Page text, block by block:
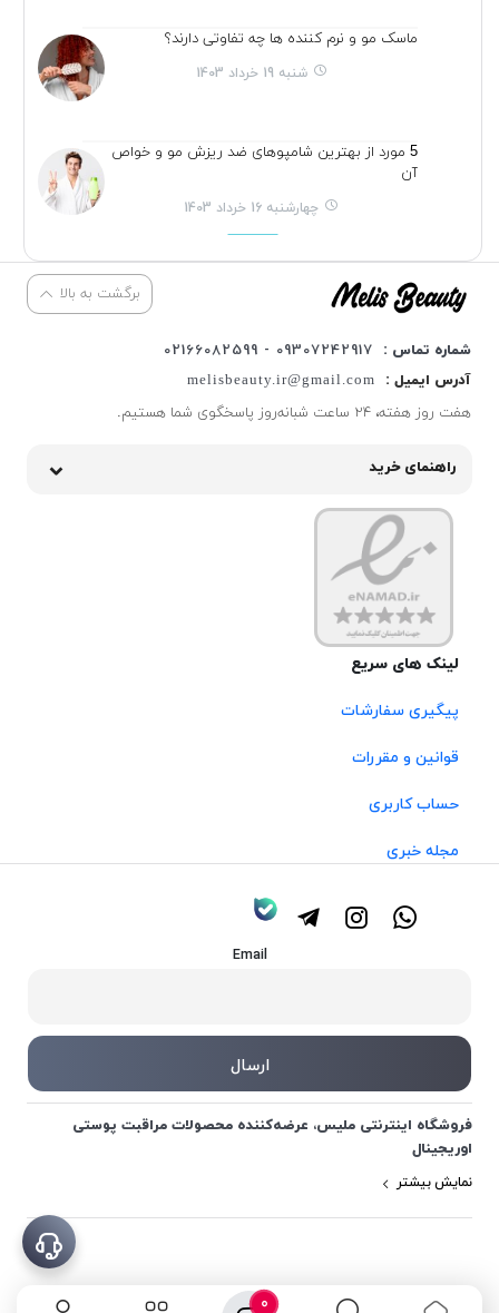
ماسک مو و نرم کننده ها چه تفاوتی دارند؟
شنبه 19 خرداد 1403
5 مورد از بهترین شامپوهای ضد ریزش مو و خواص
آن
چهارشنبه 16 خرداد 1403
0
برگشت به بالا
شماره تماس :
09307242917 - 02166082599
آدرس ایمیل :
melisbeauty.ir@gmail.com
هفت روز هفته، ۲۴ ساعت شبانه‌روز پاسخگوی شما هستیم.
راهنمای خرید
لینک های سریع
پیگیری سفارشات
قوانین و مقررات
حساب کاربری
مجله خبری
Email
فروشگاه اینترنتی ملیس، عرضه‌کننده محصولات مراقبت پوستی
اوریجینال
نمایش بیشتر